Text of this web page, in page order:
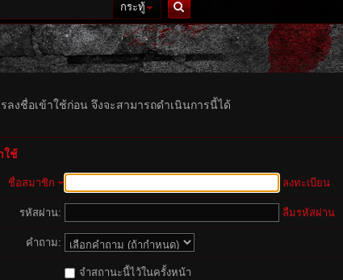
กระทู้
ค้นหา
ลงชื่อเข้าใช้ก่อน จึงจะสามารถดำเนินการนี้ได้
ใช้
ชื่อสมาชิก ลงทะเบียน
รหัสผ่าน: ลืมรหัสผ่าน
คำถาม:
จำสถานะนี้ไว้ในครั้งหน้า